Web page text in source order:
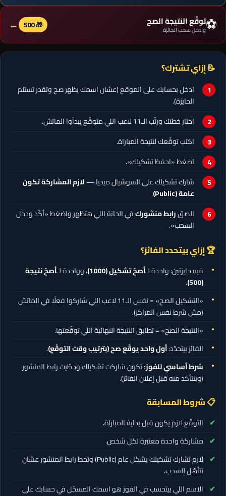
⚽توقّع النتيجة الصح
وادخل سحب الجائزة 🎁 500
←
📝 إزاي تشترك؟
ادخل بحسابك على الموقع (عشان اسمك يظهر صح وتقدر تستلم
الجايزة).
اختار خطتك ورتّب الـ11 لاعب اللي متوقّع يبدأوا الماتش.
اكتب توقّعك لنتيجة المباراة.
اضغط «احفظ تشكيلك».
شارك تشكيلك على السوشيال ميديا —لازم المشاركة تكون
عامة (Public)
.
الصقرابط منشوركفي الخانة اللي هتظهر واضغط «أكّد ودخل
السحب».
🏆 إزاي بيتحدد الفائز؟
فيه جايزتين: واحدة لـأصحّ تشكيل(1000) ، وواحدة لـأصحّ نتيجة
(500)
.
«التشكيل الصح» = نفس الـ11 لاعب اللي شاركوا فعلًا في الماتش
(مش شرط نفس المراكز).
«النتيجة الصح» = تطابق النتيجة النهائية اللي توقّعتها.
الفائز بيتحدّد:أول واحد يوقّع صح (بترتيب وقت التوقّع).
شرط أساسي للفوز:تكون شاركت تشكيلك وحطّيت رابط المنشور
(وبنتأكد منه قبل إعلان الفائز).
📋 شروط المسابقة
التوقّع لازم يكون قبل بداية المباراة.
مشاركة واحدة معتبرة لكل شخص.
لازم تشارك تشكيلك بشكل عام (Public) وتحط رابط المنشور عشان
تتأهّل للسحب.
الاسم اللي بيتحسب في الفوز هو اسمك المسجّل في حسابك على